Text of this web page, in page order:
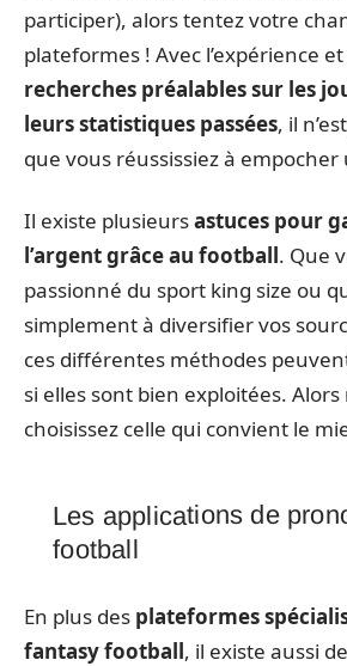
participer), alors tentez votre
plateformes ! Avec l’expérience
recherches préalables sur les
leurs statistiques passées, il
que vous réussissiez à
Il existe plusieursastuces pour
l’argent grâce au football. Que
passionné du sport king size ou
simplement à diversifier vos
ces différentes méthodes
si elles sont bien exploitées. Alors
choisissez celle qui convient le
Les applications de
football
En plus des plateformes
fantasy football, il existe aussi